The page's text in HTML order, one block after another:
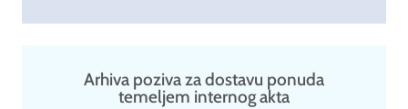
Arhiva poziva za dostavu ponuda
temeljem internog akta